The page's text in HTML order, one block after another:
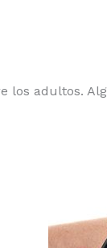
los adultos.